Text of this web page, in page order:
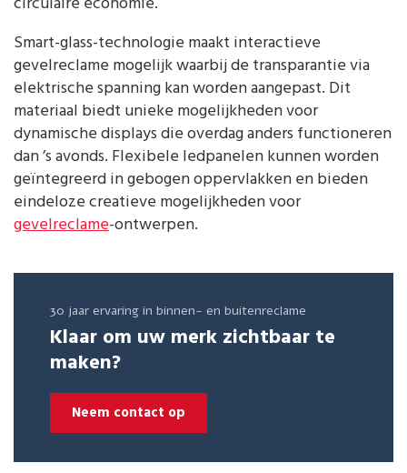
Smart-glass-technologie maakt interactieve
gevelreclame mogelijk waarbij de transparantie via
elektrische spanning kan worden aangepast. Dit
materiaal biedt unieke mogelijkheden voor
dynamische displays die overdag anders functioneren
dan ’s avonds. Flexibele ledpanelen kunnen worden
geïntegreerd in gebogen oppervlakken en bieden
eindeloze creatieve mogelijkheden voor
gevelreclame-ontwerpen.
30 jaar ervaring in binnen- en buitenreclame
Klaar om uw merk zichtbaar te
maken?
Neem contact op